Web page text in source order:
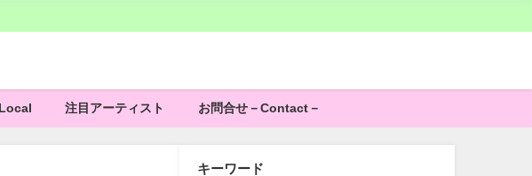
Local 注目アーティスト お問合せ－Contact－
キーワード